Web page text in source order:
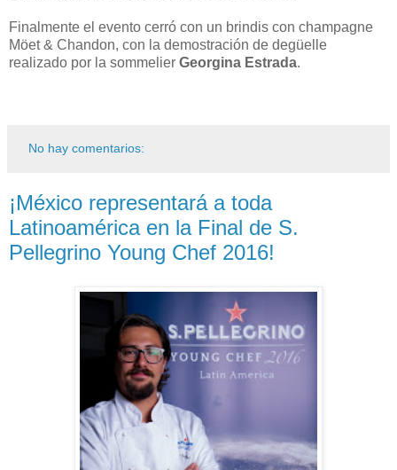
Finalmente el evento cerró con un brindis con champagne
Möet & Chandon, con la demostración de degüelle
realizado por la sommelier Georgina Estrada.
No hay comentarios:
¡México representará a toda
Latinoamérica en la Final de S.
Pellegrino Young Chef 2016!